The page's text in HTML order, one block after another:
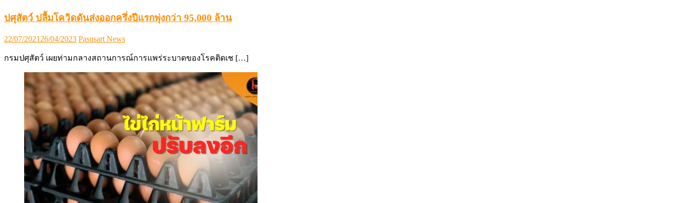
ปศุสัตว์ ปลื้มโควิดดันส่งออกครึ่งปีแรกพุ่งกว่า 95,000 ล้าน
Posted
22/07/2021 26/04/2023 Author
Pasusart News
กรมปศุสัตว์ เผยท่ามกลางสถานการณ์การแพร่ระบาดของโรคติดเช […]